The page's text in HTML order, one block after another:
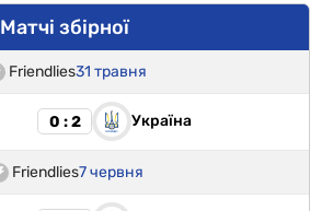
Матчі збірної
Friendlies31 травня
0 : 2 Україна
Friendlies7 червня